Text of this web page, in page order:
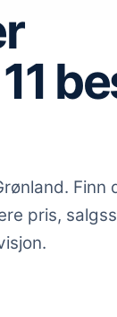
. Finn
pris,